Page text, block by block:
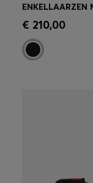
Snel
€ 210,00